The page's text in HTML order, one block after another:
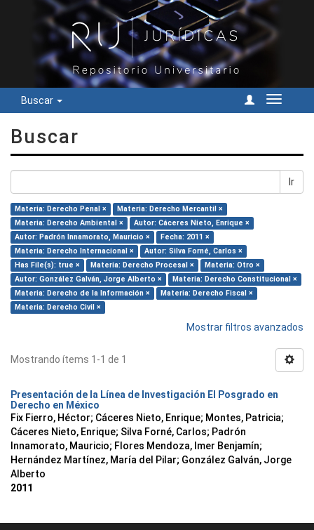
Buscar
Cambiar
Buscar
Ir
Materia: Derecho Penal ×
Materia: Derecho Mercantil ×
Materia: Derecho Ambiental ×
Autor: Cáceres Nieto, Enrique ×
Autor: Padrón Innamorato, Mauricio ×
Fecha: 2011 ×
Materia: Derecho Internacional ×
Autor: Silva Forné, Carlos ×
Has File(s): true ×
Materia: Derecho Procesal ×
Materia: Otro ×
Autor: González Galván, Jorge Alberto ×
Materia: Derecho Constitucional ×
Materia: Derecho de la Información ×
Materia: Derecho Fiscal ×
Materia: Derecho Civil ×
Mostrar filtros avanzados
Mostrando ítems 1-1 de 1
Presentación de la Línea de Investigación El Posgrado en
Derecho en México
Fix Fierro, Héctor; Cáceres Nieto, Enrique; Montes, Patricia;
Cáceres Nieto, Enrique; Silva Forné, Carlos; Padrón
Innamorato, Mauricio; Flores Mendoza, Imer Benjamín;
Hernández Martínez, María del Pilar; González Galván, Jorge
Alberto
2011